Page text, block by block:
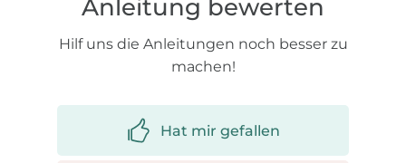
Anleitung bewerten
Hilf uns die Anleitungen noch besser zu
machen!
Hat mir gefallen